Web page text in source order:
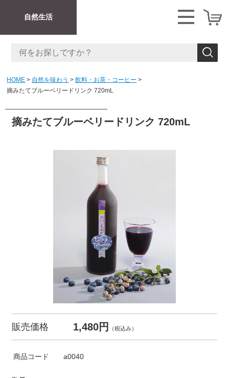
自然生活
HOME 自然を味わう
飲料・お茶・コーヒー
摘みたてブルーベリードリンク 720mL
摘みたてブルーベリードリンク 720mL
販売価格 1,480円 （税込み）
商品コード a0040